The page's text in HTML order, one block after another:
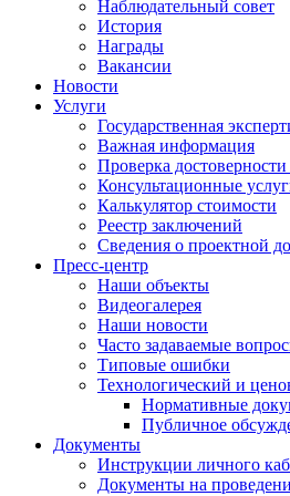
Наблюдательный совет
История
Награды
Вакансии
Новости
Услуги
Государственная
Важная информация
Проверка
Консультационные
Калькулятор стоимости
Реестр заключений
Сведения о проектной
Пресс-центр
Наши объекты
Видеогалерея
Наши новости
Часто задаваемые
Типовые ошибки
Технологический и
Нормативные
Публичное
Документы
Инструкции личного
Документы на